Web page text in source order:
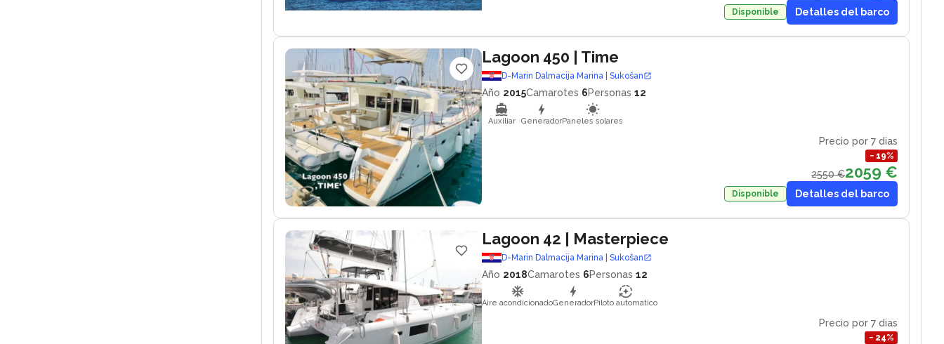
Disponible Detalles del barco
Lagoon 450 | Time
D-Marin Dalmacija Marina | Sukošan
Año 2015Camarotes 6Personas 12
Auxiliar GeneradorPaneles solares
Precio por 7 dias
− 19%
2550 €2059 €
Disponible Detalles del barco
Lagoon 42 | Masterpiece
D-Marin Dalmacija Marina | Sukošan
Año 2018Camarotes 6Personas 12
Aire acondicionadoGeneradorPiloto automatico
Precio por 7 dias
− 24%